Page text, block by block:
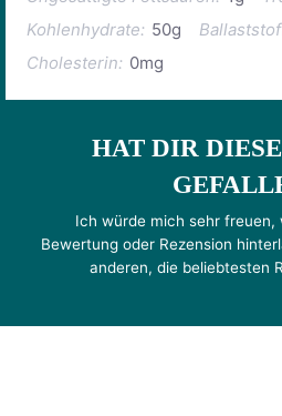
Kohlenhydrate: 50g
Cholesterin: 0mg
HAT DIR
Ich würde mich sehr freuen,
Bewertung oder Rezension
anderen, die beliebtesten